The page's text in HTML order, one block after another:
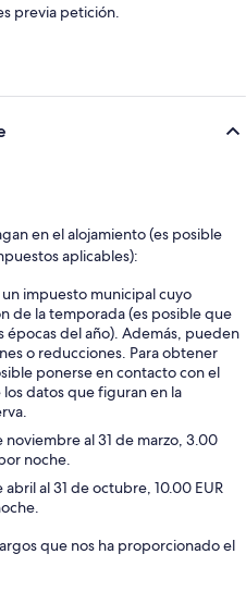
previa petición.
en el alojamiento (es posible
aplicables):
impuesto municipal cuyo
de la temporada (es posible que
épocas del año). Además, pueden
o reducciones. Para obtener
ponerse en contacto con el
datos que figuran en la
noviembre al 31 de marzo, 3.00
noche.
abril al 31 de octubre, 10.00 EUR
que nos ha proporcionado el